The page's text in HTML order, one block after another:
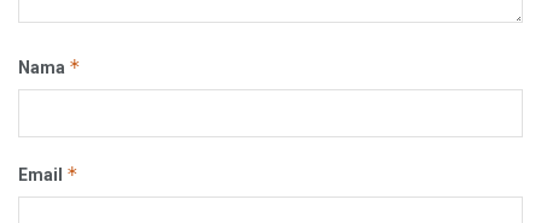
Nama *
Email *